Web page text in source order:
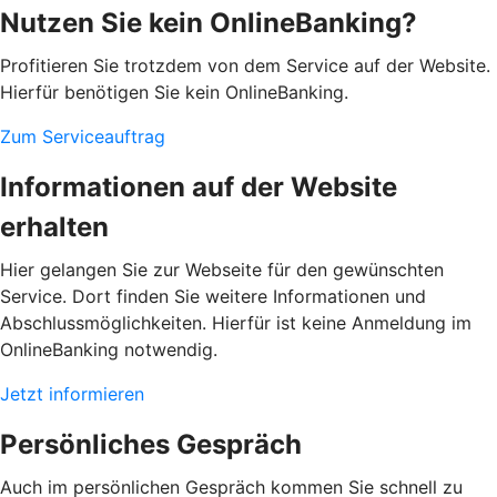
Nutzen Sie kein OnlineBanking?
Profitieren Sie trotzdem von dem Service auf der Website.
Hierfür benötigen Sie kein OnlineBanking.
Zum Serviceauftrag
Informationen auf der Website
erhalten
Hier gelangen Sie zur Webseite für den gewünschten
Service. Dort finden Sie weitere Informationen und
Abschlussmöglichkeiten. Hierfür ist keine Anmeldung im
OnlineBanking notwendig.
Jetzt informieren
Persönliches Gespräch
Auch im persönlichen Gespräch kommen Sie schnell zu